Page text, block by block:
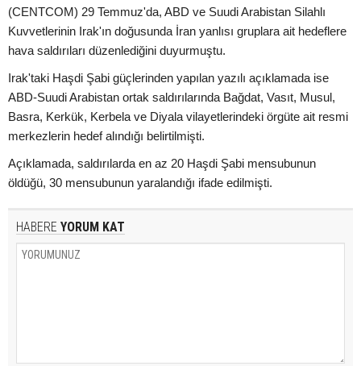
(CENTCOM) 29 Temmuz'da, ABD ve Suudi Arabistan Silahlı
Kuvvetlerinin Irak'ın doğusunda İran yanlısı gruplara ait hedeflere
hava saldırıları düzenlediğini duyurmuştu.
Irak'taki Haşdi Şabi güçlerinden yapılan yazılı açıklamada ise
ABD-Suudi Arabistan ortak saldırılarında Bağdat, Vasıt, Musul,
Basra, Kerkük, Kerbela ve Diyala vilayetlerindeki örgüte ait resmi
merkezlerin hedef alındığı belirtilmişti.
Açıklamada, saldırılarda en az 20 Haşdi Şabi mensubunun
öldüğü, 30 mensubunun yaralandığı ifade edilmişti.
HABERE YORUM KAT